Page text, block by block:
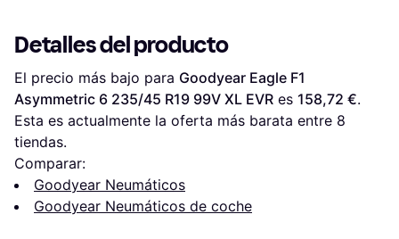
Detalles del producto
El precio más bajo para Goodyear Eagle F1
Asymmetric 6 235/45 R19 99V XL EVR es 158,72 €.
Esta es actualmente la oferta más barata entre 8
tiendas.
Comparar:
Goodyear Neumáticos
Goodyear Neumáticos de coche